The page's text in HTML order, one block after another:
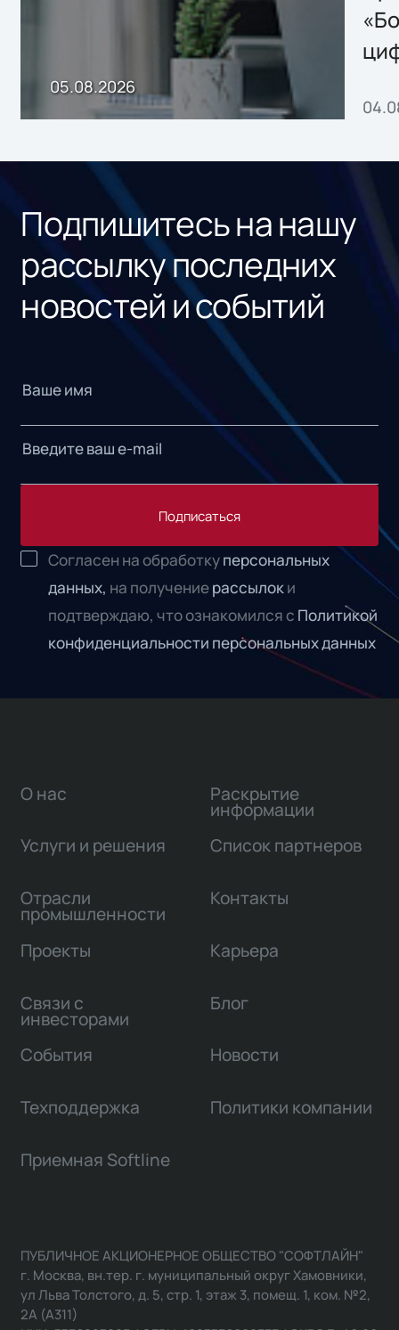
хранения данных
05.08.2026
Подпишитесь на нашу
рассылку последних
новостей и событий
Подписаться
Согласен на обработкуперсональных
данных, на получениерассылоки
подтверждаю, что ознакомился с Политикой
конфиденциальности персональных данных
О нас
Услуги и решения
Отрасли
промышленности
Проекты
Связи с
инвесторами
Раскрытие
информации
Список партнеров
Контакты
Карьера
Блог
События Новости
Техподдержка Политики компании
Приемная Softline
ПУБЛИЧНОЕ АКЦИОНЕРНОЕ ОБЩЕСТВО "СОФТЛАЙН"
г. Москва, вн.тер. г. муниципальный округ Хамовники,
ул Льва Толстого, д. 5, стр. 1, этаж 3, помещ. 1, ком. №2,
2А (А311)